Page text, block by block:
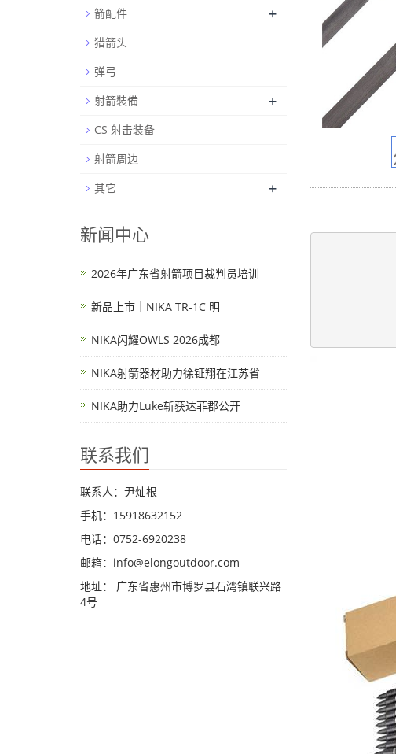
箭配件 +
猎箭头
弹弓
射箭裝備
+
CS 射击装备
射箭周边
其它
+
新闻中心
2026年广东省射箭项目裁判员培训
新品上市｜NIKA TR-1C 明
NIKA闪耀OWLS 2026成都
NIKA射箭器材助力徐钲翔在江苏省
NIKA助力Luke斩获达菲郡公开
联系我们
联系人：尹灿根
手机：15918632152
电话：0752-6920238
邮箱： info@elongoutdoor.com
地址： 广东省惠州市博罗县石湾镇联兴路
4号